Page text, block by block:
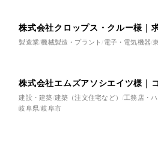
株式会社クロップス・クルー様｜
製造業 機械製造・プラント 電子・電気機器
Nominee
株式会社エムズアソシエイツ様｜
建設・建築 建築（注文住宅など） 工務店・
岐阜県 岐阜市